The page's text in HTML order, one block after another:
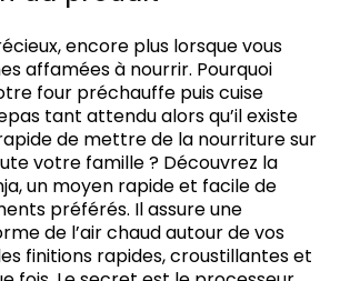
encore plus lorsque vous
affamées à nourrir. Pourquoi
four préchauffe puis cuise
tant attendu alors qu’il existe
de mettre de la nourriture sur
votre famille ? Découvrez la
un moyen rapide et facile de
préférés. Il assure une
de l’air chaud autour de vos
finitions rapides, croustillantes et